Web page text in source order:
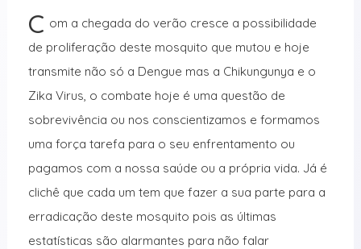
C om a chegada do verão cresce a possibilidade
de proliferação deste mosquito que mutou e hoje
transmite não só a Dengue mas a Chikungunya e o
Zika Virus, o combate hoje é uma questão de
sobrevivência ou nos conscientizamos e formamos
uma força tarefa para o seu enfrentamento ou
pagamos com a nossa saúde ou a própria vida. Já é
clichê que cada um tem que fazer a sua parte para a
erradicação deste mosquito pois as últimas
estatísticas são alarmantes para não falar